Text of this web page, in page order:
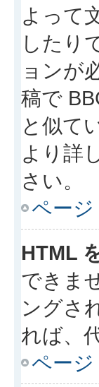
よって
したり
ョンが
稿で
と似て
より詳
さい。
ペー
HTML
できま
ングさ
れば、
ペー